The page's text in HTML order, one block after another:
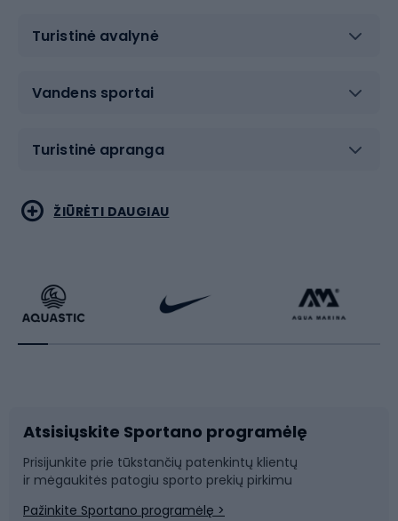
Turistinė avalynė
Vandens sportai
Turistinė apranga
Bėgimas
Dviratininkų apranga
Dviračių dalys
Laipiojimas
Koviniai sportai
Rakečių sportas
Rogutės ir čiuožynės
Snieglenčių sportas
ŽIŪRĖTI DAUGIAU
Atsisiųskite Sportano programėlę
Prisijunkite prie tūkstančių patenkintų klientų
ir mėgaukitės patogiu sporto prekių pirkimu
Pažinkite Sportano programėlę >